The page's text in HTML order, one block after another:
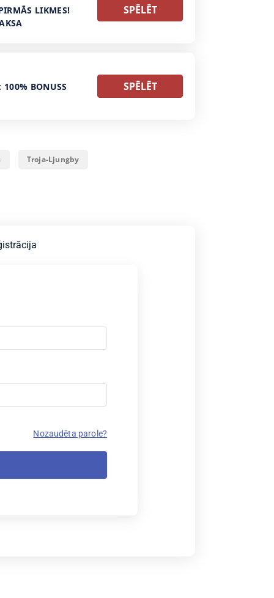
LIKMES!
SPĒLĒT
100% BONUSS SPĒLĒT
Troja-Ljungby
Nozaudēta parole?